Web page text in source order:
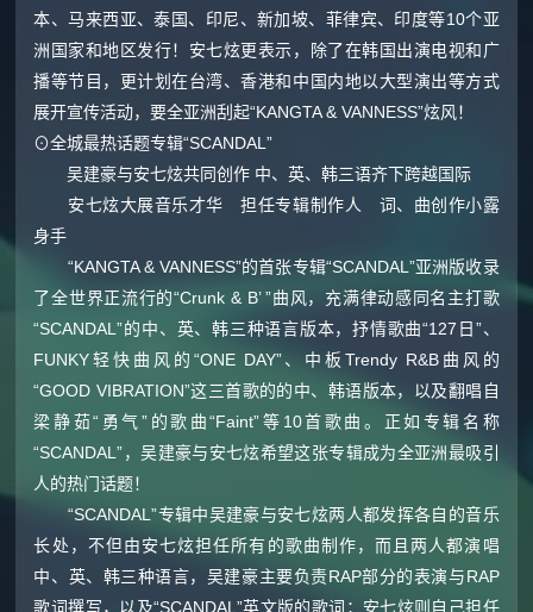
本、马来西亚、泰国、印尼、新加坡、菲律宾、印度等10个亚
洲国家和地区发行！安七炫更表示，除了在韩国出演电视和广
播等节目，更计划在台湾、香港和中国内地以大型演出等方式
展开宣传活动，要全亚洲刮起“KANGTA & VANNESS”炫风！
⊙全城最热话题专辑“SCANDAL”
吴建豪与安七炫共同创作 中、英、韩三语齐下跨越国际
安七炫大展音乐才华 担任专辑制作人 词、曲创作小露
身手
“KANGTA & VANNESS”的首张专辑“SCANDAL”亚洲版收录
了全世界正流行的“Crunk & B’ ”曲风，充满律动感同名主打歌
“SCANDAL”的中、英、韩三种语言版本，抒情歌曲“127日”、
FUNKY轻快曲风的“ONE DAY”、中板Trendy R&B曲风的
“GOOD VIBRATION”这三首歌的的中、韩语版本，以及翻唱自
梁静茹“勇气”的歌曲“Faint”等10首歌曲。正如专辑名称
“SCANDAL”，吴建豪与安七炫希望这张专辑成为全亚洲最吸引
人的热门话题！
“SCANDAL”专辑中吴建豪与安七炫两人都发挥各自的音乐
长处，不但由安七炫担任所有的歌曲制作，而且两人都演唱
中、英、韩三种语言，吴建豪主要负责RAP部分的表演与RAP
歌词撰写，以及“SCANDAL”英文版的歌词；安七炫则自己担任